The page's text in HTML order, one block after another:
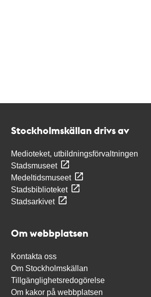
Stockholmskällan drivs av
Medioteket, utbildningsförvaltningen
Stadsmuseet
Medeltidsmuseet
Stadsbiblioteket
Stadsarkivet
Om webbplatsen
Kontakta oss
Om Stockholmskällan
Tillgänglighetsredogörelse
Om kakor på webbplatsen